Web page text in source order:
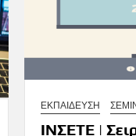
ΕΚΠΑΙΔΕΥΣΗ
ΙΝΣΕΤΕ |